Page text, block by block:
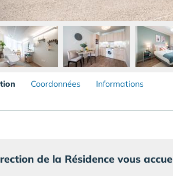
Coordonnées Informations
de la Résidence vous